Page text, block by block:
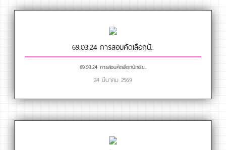
69.03.24 การสอบคัดเลือกนั..
69.03.24 การสอบคัดเลือกนักเรีย..
24 มีนาคม 2569